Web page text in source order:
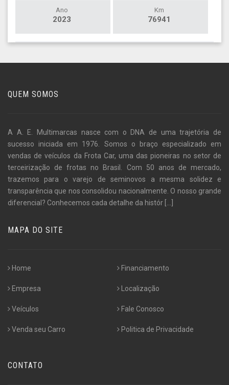
Ano
2023
Km
76941
QUEM SOMOS
A A. E. Multimarcas nasce com o DNA de uma trajetória de
sucesso iniciada em 1976. Somos o braço especializado em
vendas de veículos da Frota Car, uma das pioneiras no setor de
terceirização de frotas no Brasil. Com 50 anos de mercado,
trazemos para o varejo de seminovos a mesma solidez e
transparência que nos consolidou nacionalmente. O nosso grande
diferencial? Conhecemos cada detalhe da histór [...]
MAPA DO SITE
Home
Empresa
Veículos
Venda seu Carro
Financiamento
Localização
Fale Conosco
Politica de Privacidade
CONTATO